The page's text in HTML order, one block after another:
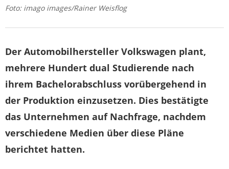
Foto: imago images/Rainer Weisflog
Der Automobilhersteller Volkswagen plant,
mehrere Hundert dual Studierende nach
ihrem Bachelorabschluss vorübergehend in
der Produktion einzusetzen. Dies bestätigte
das Unternehmen auf Nachfrage, nachdem
verschiedene Medien über diese Pläne
berichtet hatten.